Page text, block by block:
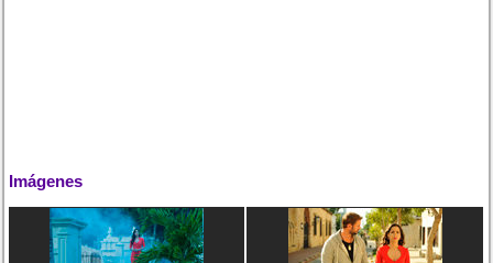
Imágenes